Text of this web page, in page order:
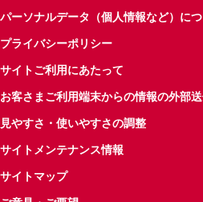
パーソナルデータ（個人情報など）に
プライバシーポリシー
サイトご利用にあたって
お客さまご利用端末からの情報の外部
見やすさ・使いやすさの調整
サイトメンテナンス情報
サイトマップ